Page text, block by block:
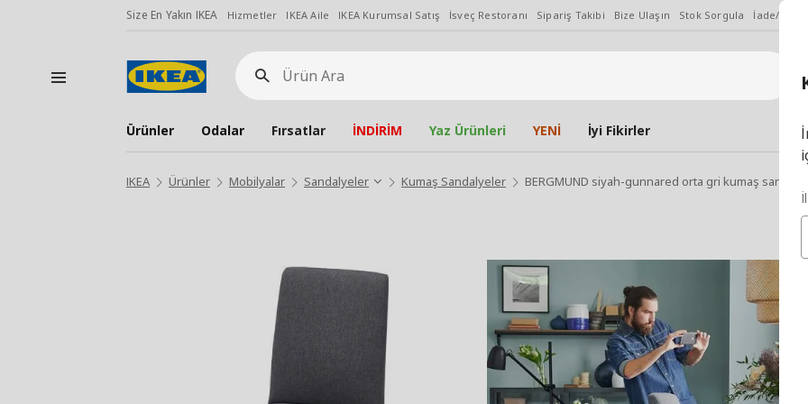
Size En Yakın IKEA Hizmetler IKEA Aile IKEA Kurumsal Satış İsveç Restoranı Sipariş Takibi Bize Ulaşın Stok Sorgula İade/
Ürün
Ara
Ürünler Odalar Fırsatlar İNDİRİM Yaz Ürünleri YENİ İyi Fikirler
IKEA Ürünler Mobilyalar Sandalyeler Kumaş Sandalyeler BERGMUND siyah-gunnared orta gri kumaş sandalye